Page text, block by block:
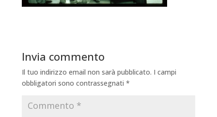
Invia commento
Il tuo indirizzo email non sarà pubblicato. I campi
obbligatori sono contrassegnati *